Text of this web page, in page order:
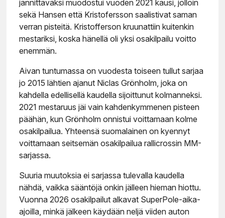
jännittäväksi muodostui vuoden 2021 kausi, jolloin
sekä Hansen että Kristofersson saalistivat saman
verran pisteitä. Kristofferson kruunattiin kuitenkin
mestariksi, koska hänellä oli yksi osakilpailu voitto
enemmän.
Aivan tuntumassa on vuodesta toiseen tullut sarjaa
jo 2015 lähtien ajanut Niclas Grönholm, joka on
kahdella edellisellä kaudella sijoittunut kolmanneksi.
2021 mestaruus jäi vain kahdenkymmenen pisteen
päähän, kun Grönholm onnistui voittamaan kolme
osakilpailua. Yhteensä suomalainen on kyennyt
voittamaan seitsemän osakilpailua rallicrossin MM-
sarjassa.
Suuria muutoksia ei sarjassa tulevalla kaudella
nähdä, vaikka sääntöjä onkin jälleen hieman hiottu.
Vuonna 2026 osakilpailut alkavat SuperPole-aika-
ajoilla, minkä jälkeen käydään neljä viiden auton